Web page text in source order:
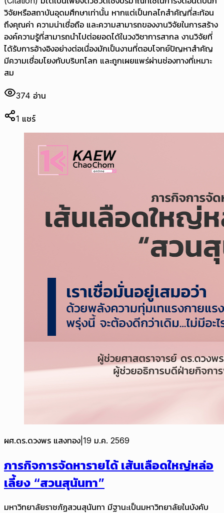
วิจัยหรือสถาบันอุดมศึกษาเท่านั้น หากแต่เป็นกลไกสำคัญที่สะท้อน
ถึงคุณค่า ความน่าเชื่อถือ และความสามารถของงานวิจัยในการสร้าง
องค์ความรู้ที่สามารถนำไปต่อยอดได้ในวงวิชาการสากล งานวิจัยที่
ได้รับการอ้างอิงอย่างต่อเนื่องมักเป็นงานที่ตอบโจทย์ปัญหาสำคัญ
มีความเชื่อมโยงกับบริบทโลก และถูกเผยแพร่ผ่านช่องทางที่เหมาะ
สม
374 อ่าน
1 แชร์
ผศ.ดร.ดวงพร แสงทอง 19 ม.ค. 2569
ภารกิจการจัดหารายได้ เส้นเลือดใหญ่หล่อ
เลี้ยง “สวนสุนันทา”
มหาวิทยาลัยราชภัฏสวนสุนันทา มีฐานะเป็นมหาวิทยาลัยในบังคับ